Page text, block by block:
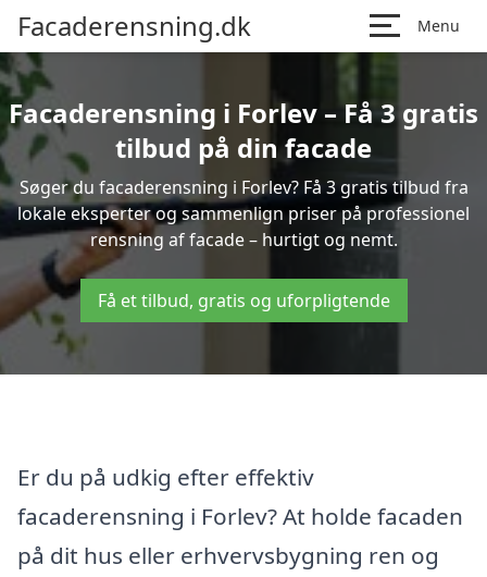
Facaderensning.dk Menu
Facaderensning i Forlev – Få 3 gratis
tilbud på din facade
Søger du facaderensning i Forlev? Få 3 gratis tilbud fra
lokale eksperter og sammenlign priser på professionel
rensning af facade – hurtigt og nemt.
Få et tilbud, gratis og uforpligtende
Er du på udkig efter effektiv
facaderensning i Forlev? At holde facaden
på dit hus eller erhvervsbygning ren og